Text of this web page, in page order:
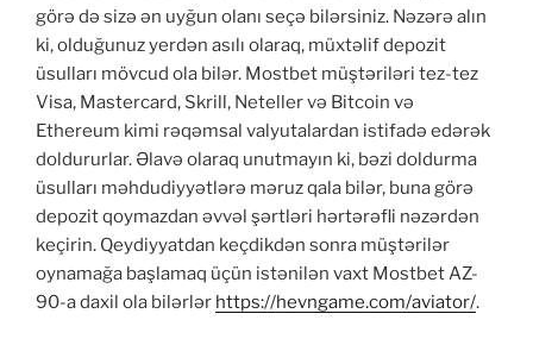
görə də sizə ən uyğun olanı seçə bilərsiniz. Nəzərə alın
ki, olduğunuz yerdən asılı olaraq, müxtəlif depozit
üsulları mövcud ola bilər. Mostbet müştəriləri tez-tez
Visa, Mastercard, Skrill, Neteller və Bitcoin və
Ethereum kimi rəqəmsal valyutalardan istifadə edərək
doldururlar. Əlavə olaraq unutmayın ki, bəzi doldurma
üsulları məhdudiyyətlərə məruz qala bilər, buna görə
depozit qoymazdan əvvəl şərtləri hərtərəfli nəzərdən
keçirin. Qeydiyyatdan keçdikdən sonra müştərilər
oynamağa başlamaq üçün istənilən vaxt Mostbet AZ-
90-a daxil ola bilərlər https://hevngame.com/aviator/.